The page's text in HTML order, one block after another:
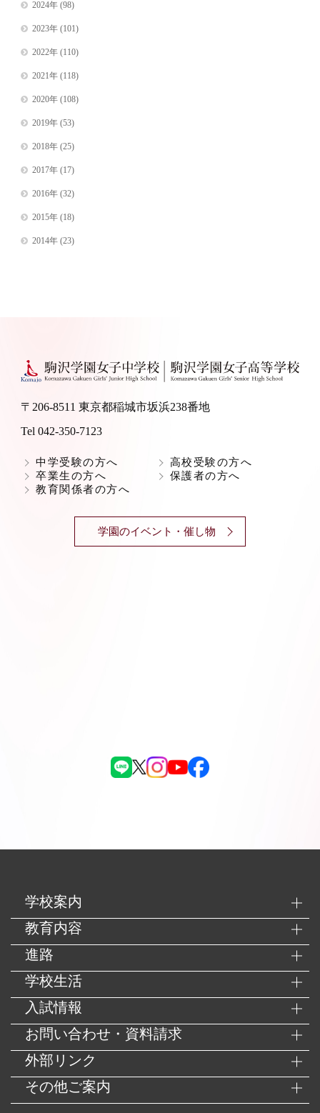
2024年(98)
2023年(101)
2022年(110)
2021年(118)
2020年(108)
2019年(53)
2018年(25)
2017年(17)
2016年(32)
2015年(18)
2014年(23)
〒206-8511 東京都稲城市坂浜238番地
Tel 042-350-7123
中学受験の方へ
高校受験の方へ
卒業生の方へ
保護者の方へ
教育関係者の方へ
学園のイベント・催し物
学校案内
教育内容
進路
学校生活
入試情報
お問い合わせ・資料請求
外部リンク
その他ご案内